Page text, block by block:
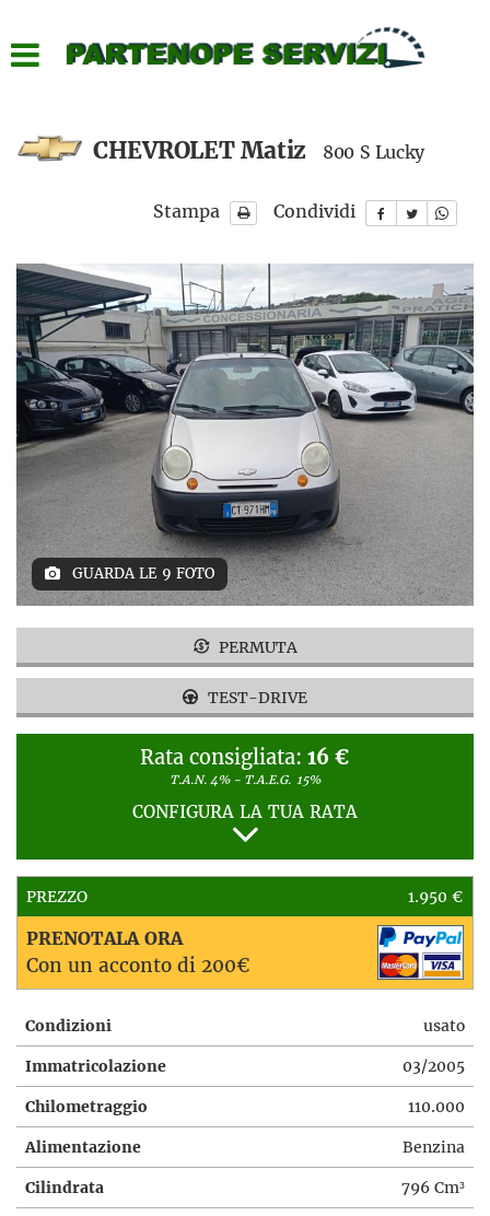
ACQUISTIAMO USATO
CONTATTI
CHEVROLET Matiz 800 S Lucky
Stampa Condividi
GUARDA LE 9 FOTO
PERMUTA
TEST-DRIVE
Rata consigliata: 16 €
T.A.N. 4% - T.A.E.G. 15%
CONFIGURA LA TUA RATA
PREZZO 1.950 €
PRENOTALA ORA
Con un acconto di 200€
Condizioni usato
Immatricolazione 03/2005
Chilometraggio 110.000
Alimentazione Benzina
Cilindrata 796 Cm³